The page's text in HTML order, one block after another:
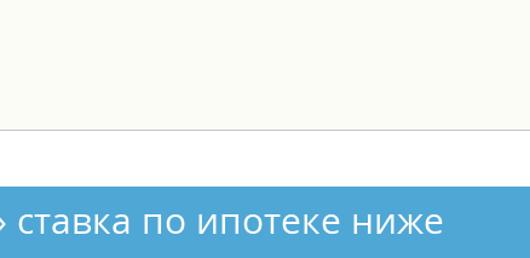
по ипотеке ниже